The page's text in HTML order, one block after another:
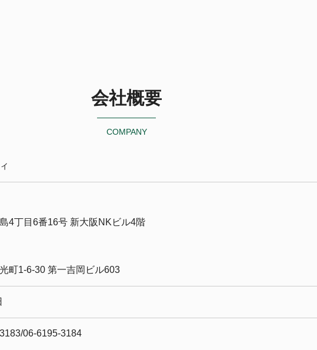
会社概要
COMPANY
4丁目6番16号 新大阪NKビル4階
町1-6-30 第一吉岡ビル603
06-6195-3184